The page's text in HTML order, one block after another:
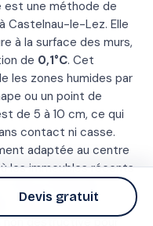
Durée
IRSI
est une méthode de
Castelnau-le-Lez. Elle
à la surface des murs,
de 0,1°C. Cet
les zones humides par
ou un point de
de 5 à 10 cm, ce qui
contact ni casse.
adaptée au centre
les immeubles récents
plus
soumis à une eau
non destructive pour
Devis gratuit